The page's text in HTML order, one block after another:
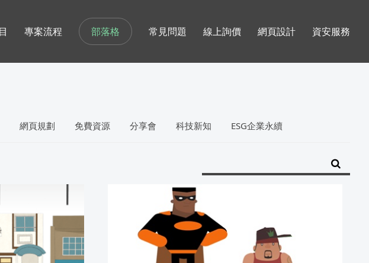
部落格
網頁規劃 免費資源 分享會 科技新知 ESG企業永續